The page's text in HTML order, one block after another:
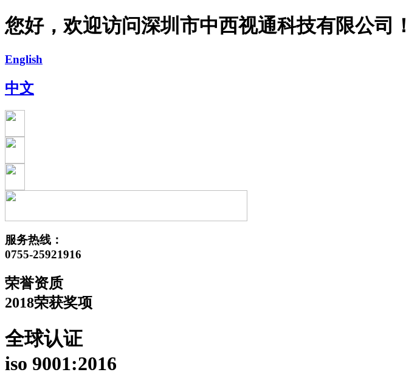
您好，欢迎访问深圳市中西视通科技有限公司！
English
中文
服务热线：
0755-25921916
荣誉资质
2018荣获奖项
全球认证
iso 9001:2016